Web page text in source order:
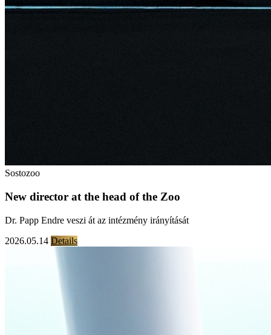
Sostozoo
New director at the head of the Zoo
Dr. Papp Endre veszi át az intézmény irányítását
2026.05.14 Details